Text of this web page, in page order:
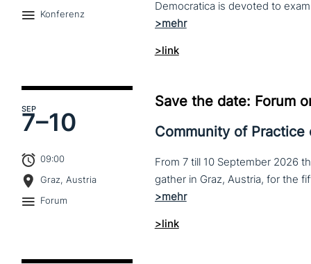
Konferenz
>link
SEP
7–10
09:00
Graz, Austria
Forum
Save the date: Forum
Community of Practice
From 7 till 10 September 2026
>link